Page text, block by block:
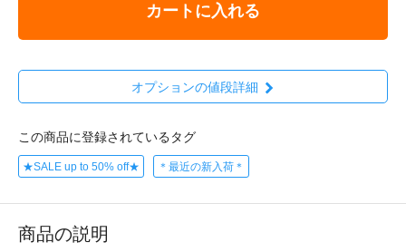
カートに入れる
オプションの値段詳細
この商品に登録されているタグ
★SALE up to 50% off★ ＊最近の新入荷＊
商品の説明